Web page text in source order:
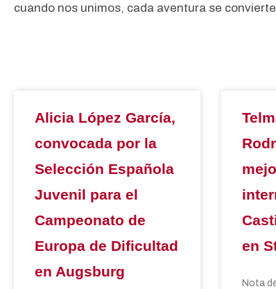
cuando nos unimos, cada aventura se
Alicia López García,
convocada por la
Selección Española
Juvenil para el
Campeonato de
Europa de Dificultad
en Augsburg
en
Nota